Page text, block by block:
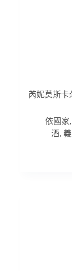
芮妮莫斯卡
依國家
酒,